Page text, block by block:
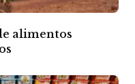
alimentos